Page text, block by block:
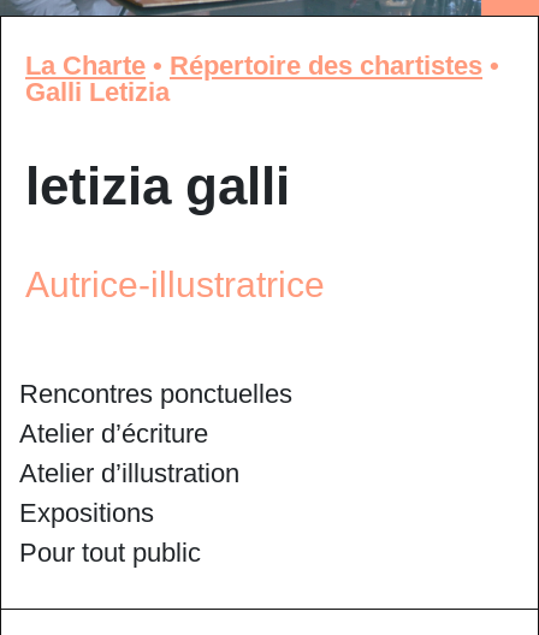
La Charte • Répertoire des chartistes •
Galli Letizia
letizia galli
Autrice-illustratrice
Rencontres ponctuelles
Atelier d’écriture
Atelier d’illustration
Expositions
Pour tout public